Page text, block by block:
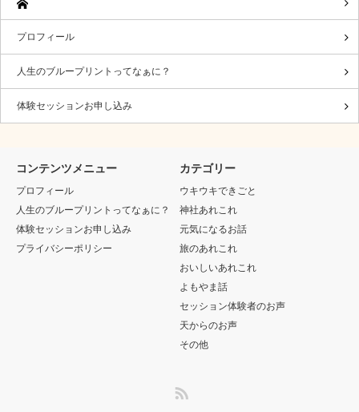
プロフィール
人生のブループリントってなぁに？
体験セッションお申し込み
コンテンツメニュー
プロフィール
人生のブループリントってなぁに？
体験セッションお申し込み
プライバシーポリシー
カテゴリー
ウキウキできごと
神社あれこれ
元気になるお話
旅のあれこれ
おいしいあれこれ
よもやま話
セッション体験者のお声
天からのお声
その他